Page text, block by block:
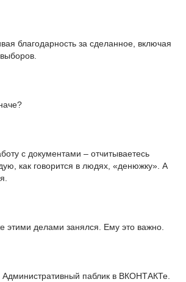
благодарность за сделанное, включая
с документами – отчитываетесь
как говорится в людях, «денюжку». А
этими делами занялся. Ему это важно.
паблик в ВКОНТАКТе.